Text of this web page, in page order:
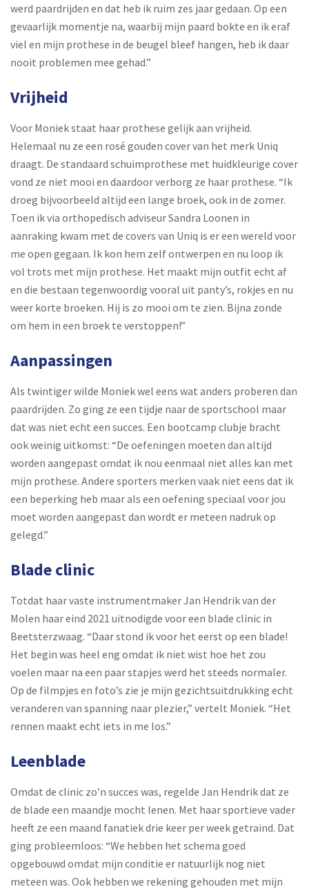
werd paardrijden en dat heb ik ruim zes jaar gedaan. Op een
gevaarlijk momentje na, waarbij mijn paard bokte en ik eraf
viel en mijn prothese in de beugel bleef hangen, heb ik daar
nooit problemen mee gehad.”
Vrijheid
Voor Moniek staat haar prothese gelijk aan vrijheid.
Helemaal nu ze een rosé gouden cover van het merk Uniq
draagt. De standaard schuimprothese met huidkleurige cover
vond ze niet mooi en daardoor verborg ze haar prothese. “Ik
droeg bijvoorbeeld altijd een lange broek, ook in de zomer.
Toen ik via orthopedisch adviseur Sandra Loonen in
aanraking kwam met de covers van Uniq is er een wereld voor
me open gegaan. Ik kon hem zelf ontwerpen en nu loop ik
vol trots met mijn prothese. Het maakt mijn outfit echt af
en die bestaan tegenwoordig vooral uit panty’s, rokjes en nu
weer korte broeken. Hij is zo mooi om te zien. Bijna zonde
om hem in een broek te verstoppen!”
Aanpassingen
Als twintiger wilde Moniek wel eens wat anders proberen dan
paardrijden. Zo ging ze een tijdje naar de sportschool maar
dat was niet echt een succes. Een bootcamp clubje bracht
ook weinig uitkomst: “De oefeningen moeten dan altijd
worden aangepast omdat ik nou eenmaal niet alles kan met
mijn prothese. Andere sporters merken vaak niet eens dat ik
een beperking heb maar als een oefening speciaal voor jou
moet worden aangepast dan wordt er meteen nadruk op
gelegd.”
Blade clinic
Totdat haar vaste instrumentmaker Jan Hendrik van der
Molen haar eind 2021 uitnodigde voor een blade clinic in
Beetsterzwaag. “Daar stond ik voor het eerst op een blade!
Het begin was heel eng omdat ik niet wist hoe het zou
voelen maar na een paar stapjes werd het steeds normaler.
Op de filmpjes en foto’s zie je mijn gezichtsuitdrukking echt
veranderen van spanning naar plezier,” vertelt Moniek. “Het
rennen maakt echt iets in me los.”
Leenblade
Omdat de clinic zo’n succes was, regelde Jan Hendrik dat ze
de blade een maandje mocht lenen. Met haar sportieve vader
heeft ze een maand fanatiek drie keer per week getraind. Dat
ging probleemloos: “We hebben het schema goed
opgebouwd omdat mijn conditie er natuurlijk nog niet
meteen was. Ook hebben we rekening gehouden met mijn